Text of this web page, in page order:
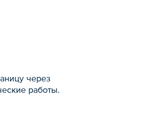
через
работы.